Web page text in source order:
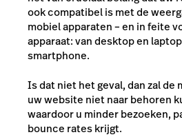
ook compatibel is met de
mobiel apparaten – en in feite
apparaat: van desktop en
smartphone.
Is dat niet het geval, dan zal de
uw website niet naar behoren
waardoor u minder bezoeken,
bounce rates krijgt.